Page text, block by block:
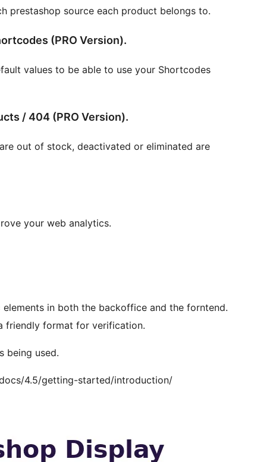
prestashop source each product belongs to.
#5 „Default” values of the configurable Shortcodes (PRO Version).
values to be able to use your Shortcodes
#6 Alerts for Sold Out / Deactivated Products / 404 (PRO Version).
out of stock, deactivated or eliminated are
your web analytics.
in both the backoffice and the forntend.
friendly format for verification.
being used.
4.5/getting-started/introduction/